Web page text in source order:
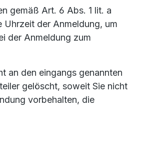
gemäß Art. 6 Abs. 1 lit. a
Uhrzeit der Anmeldung, um
der Anmeldung zum
an den eingangs genannten
gelöscht, soweit Sie nicht
vorbehalten, die